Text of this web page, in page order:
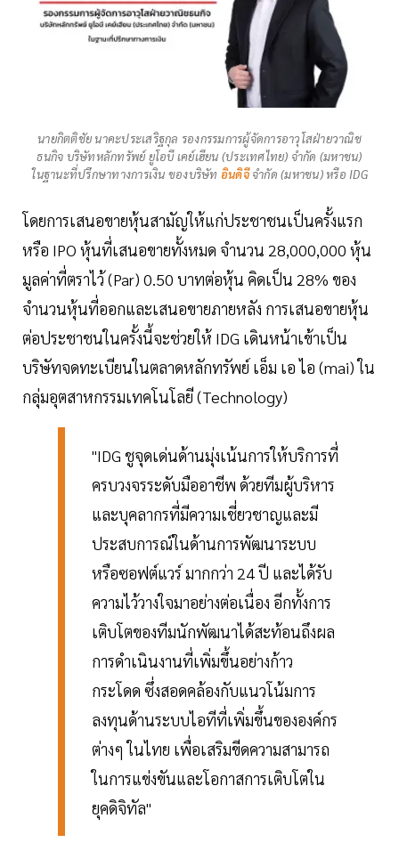
นายกิตติชัย นาคะประเสริฐกุล รองกรรมการผู้จัดการอาวุโสฝ่ายวาณิช
ธนกิจ บริษัทหลักทรัพย์ ยูโอบี เคย์เฮียน (ประเทศไทย) จำกัด (มหาชน)
ในฐานะที่ปรึกษาทางการเงิน ของบริษัท อินดิจีจำกัด (มหาชน) หรือ IDG
โดยการเสนอขายหุ้นสามัญให้แก่ประชาชนเป็นครั้งแรก
หรือ IPO หุ้นที่เสนอขายทั้งหมด จำนวน 28,000,000 หุ้น
มูลค่าที่ตราไว้ (Par) 0.50 บาทต่อหุ้น คิดเป็น 28% ของ
จำนวนหุ้นที่ออกและเสนอขายภายหลัง การเสนอขายหุ้น
ต่อประชาชนในครั้งนี้จะช่วยให้ IDG เดินหน้าเข้าเป็น
บริษัทจดทะเบียนในตลาดหลักทรัพย์ เอ็ม เอ ไอ (mai) ใน
กลุ่มอุตสาหกรรมเทคโนโลยี (Technology)
"IDG ชูจุดเด่นด้านมุ่งเน้นการให้บริการที่
ครบวงจรระดับมืออาชีพ ด้วยทีมผู้บริหาร
และบุคลากรที่มีความเชี่ยวชาญและมี
ประสบการณ์ในด้านการพัฒนาระบบ
หรือซอฟต์แวร์ มากกว่า 24 ปี และได้รับ
ความไว้วางใจมาอย่างต่อเนื่อง อีกทั้งการ
เติบโตของทีมนักพัฒนาได้สะท้อนถึงผล
การดำเนินงานที่เพิ่มขึ้นอย่างก้าว
กระโดด ซึ่งสอดคล้องกับแนวโน้มการ
ลงทุนด้านระบบไอทีที่เพิ่มขึ้นขององค์กร
ต่างๆ ในไทย เพื่อเสริมขีดความสามารถ
ในการแข่งขันและโอกาสการเติบโตใน
ยุคดิจิทัล"